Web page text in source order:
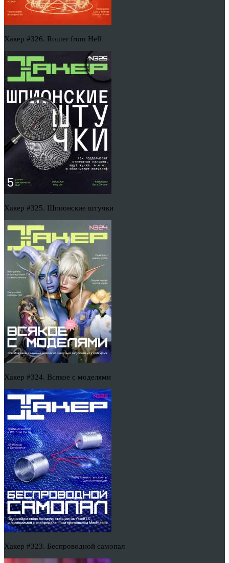
Хакер #326. Router from Hell
Хакер #325. Шпионские штучки
Хакер #324. Всякое с моделями
Хакер #323. Беспроводной самопал